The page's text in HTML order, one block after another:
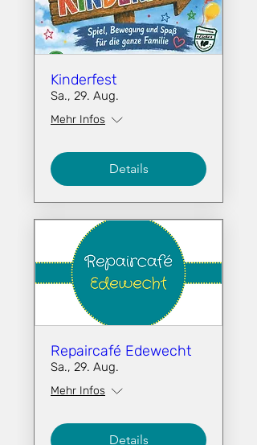
Kinderfest
Sa., 29. Aug.
Mehr Infos
Details
Repaircafé Edewecht
Sa., 29. Aug.
Mehr Infos
Details